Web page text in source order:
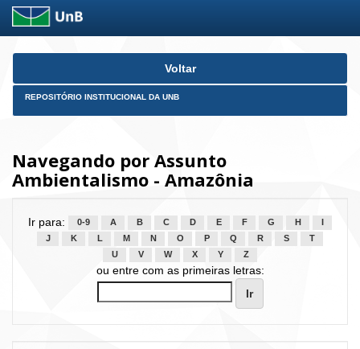
Skip
Voltar
REPOSITÓRIO INSTITUCIONAL DA UNB
Navegando por Assunto
Ambientalismo - Amazônia
Ir para: 0-9 A B C D E F G H
J
K L M N O P Q R S
T
U
V W X Y Z
ou entre com as primeiras letras: